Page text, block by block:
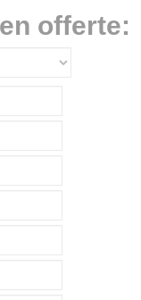
offerte: